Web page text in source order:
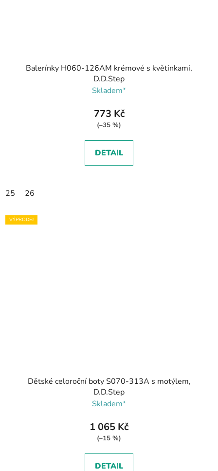
Balerínky H060-126AM krémové s květinkami,
D.D.Step
Skladem*
773 Kč
(–35 %)
DETAIL
25 26
VÝPRODEJ
Dětské celoroční boty S070-313A s motýlem,
D.D.Step
Skladem*
1 065 Kč
(–15 %)
DETAIL